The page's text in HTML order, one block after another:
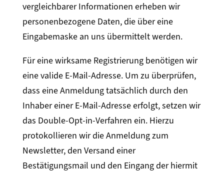
vergleichbarer Informationen erheben wir
personenbezogene Daten, die über eine
Eingabemaske an uns übermittelt werden.
Für eine wirksame Registrierung benötigen wir
eine valide E-Mail-Adresse. Um zu überprüfen,
dass eine Anmeldung tatsächlich durch den
Inhaber einer E-Mail-Adresse erfolgt, setzen wir
das Double-Opt-in-Verfahren ein. Hierzu
protokollieren wir die Anmeldung zum
Newsletter, den Versand einer
Bestätigungsmail und den Eingang der hiermit